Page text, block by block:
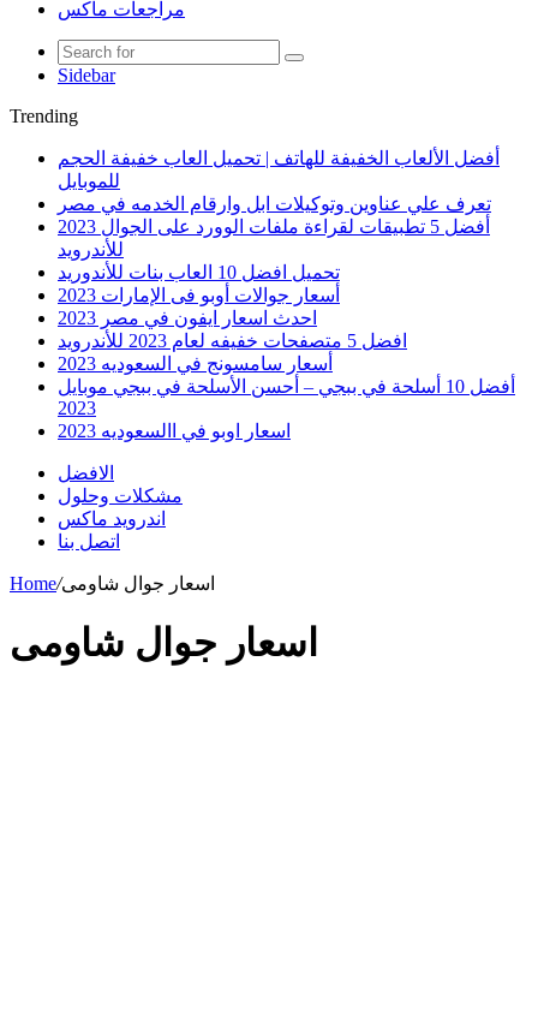
مراجعات ماكس
Sidebar
Trending
أفضل الألعاب الخفيفة للهاتف | تحميل العاب خفيفة الحجم
للموبايل
تعرف علي عناوين وتوكيلات ابل وارقام الخدمه في مصر
أفضل 5 تطبيقات لقراءة ملفات الوورد على الجوال 2023
للأندرويد
تحميل افضل 10 العاب بنات للأندوريد
أسعار جوالات أوبو فى الإمارات 2023
احدث اسعار ايفون في مصر 2023
افضل 5 متصفحات خفيفه لعام 2023 للأندرويد
أسعار سامسونج في السعوديه 2023
أفضل 10 أسلحة في ببجي – أحسن الأسلحة في ببجي موبايل
2023
اسعار اوبو في االسعوديه 2023
الافضل
مشكلات وحلول
اندرويد ماكس
اتصل بنا
Home/اسعار جوال شاومى
اسعار جوال شاومى